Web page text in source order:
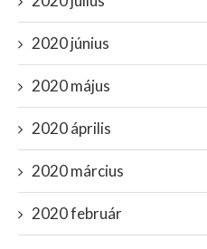
2020 június
2020 május
2020 április
2020 március
2020 február